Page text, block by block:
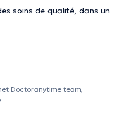
soins de qualité, dans un
Doctoranytime team,